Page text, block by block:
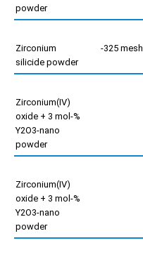
powder
Zirconium
silicide powder
-325 mesh
Zirconium(IV)
oxide + 3 mol-%
Y2O3-nano
powder
Zirconium(IV)
oxide + 3 mol-%
Y2O3-nano
powder